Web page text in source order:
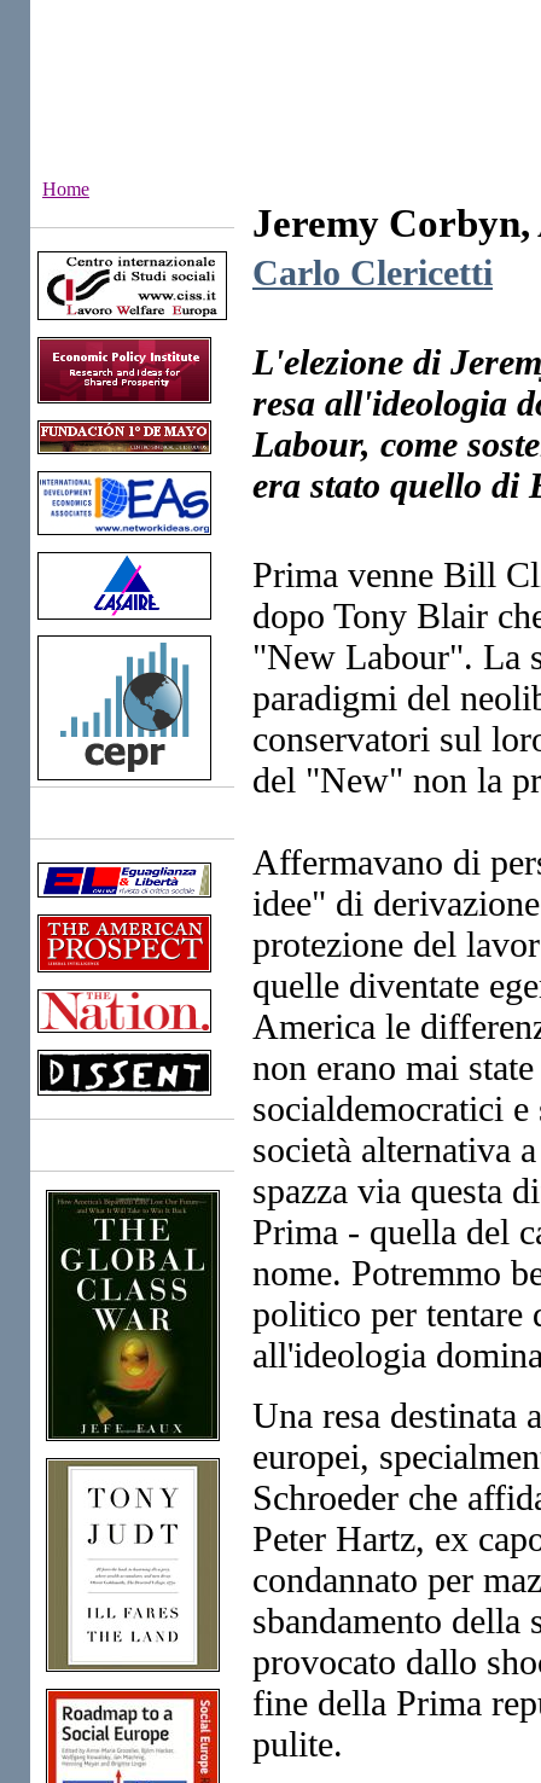
Home
Jeremy
Carlo Clericetti
L'elezione di
resa all'ideologia
Labour, come
era stato quello di
Prima venne Bill
dopo Tony Blair
"New Labour". La
paradigmi del
conservatori sul
del "New" non la
Affermavano di
idee" di
protezione del
quelle diventate
America le
non erano mai
socialdemocratici
società alternativa
spazza via questa
Prima - quella del
nome. Potremmo
politico per tentare
all'ideologia
Una resa
europei,
Schroeder che
Peter Hartz, ex
condannato per
sbandamento della
provocato dallo
fine della Prima
pulite.